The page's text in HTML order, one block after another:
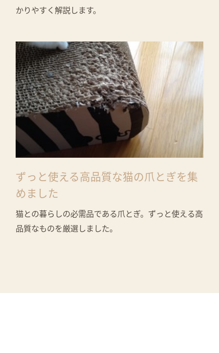
かりやすく解説します。
ずっと使える高品質な猫の爪とぎを集
めました
猫との暮らしの必需品である爪とぎ。ずっと使える高
品質なものを厳選しました。